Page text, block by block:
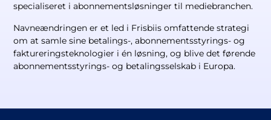
specialiseret i abonnementsløsninger til mediebranchen.
Navneændringen er et led i Frisbiis omfattende strategi
om at samle sine betalings-, abonnementsstyrings- og
faktureringsteknologier i én løsning, og blive det førende
abonnementsstyrings- og betalingsselskab i Europa.